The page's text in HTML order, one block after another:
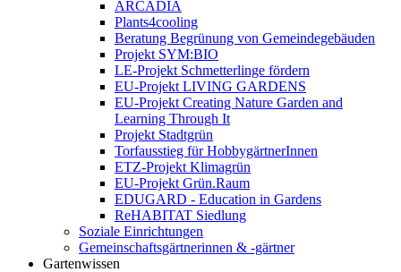
ARCADIA
Plants4cooling
Beratung Begrünung von Gemeindegebäuden
Projekt SYM:BIO
LE-Projekt Schmetterlinge fördern
EU-Projekt LIVING GARDENS
EU-Projekt Creating Nature Garden and
Learning Through It
Projekt Stadtgrün
Torfausstieg für HobbygärtnerInnen
ETZ-Projekt Klimagrün
EU-Projekt Grün.Raum
EDUGARD - Education in Gardens
ReHABITAT Siedlung
Soziale Einrichtungen
Gemeinschaftsgärtnerinnen & -gärtner
Gartenwissen